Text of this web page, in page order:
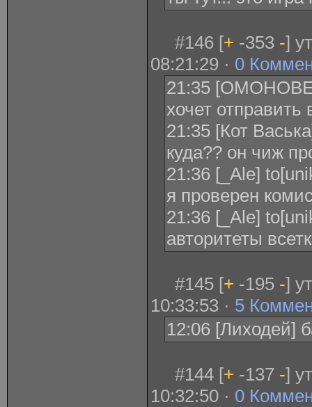
#146 [+ -353 -]
08:21:29 · 0
21:35
xочет
21:35 [Кот
куда?? он чиж
21:36 [_Ale]
я проверен
21:36 [_Ale]
авторитеты
#145 [+ -195 -]
10:33:53 · 5
12:06 [Лиходей]
#144 [+ -137 -]
10:32:50 · 0